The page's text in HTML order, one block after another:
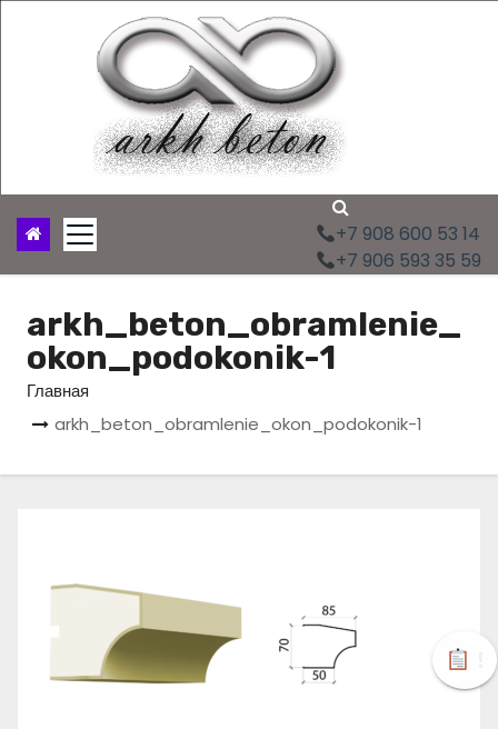
к
д
+7 908 600 53 14
+7 906 593 35 59
arkh_beton_obramlenie_
okon_podokonik-1
Главная
arkh_beton_obramlenie_okon_podokonik-1